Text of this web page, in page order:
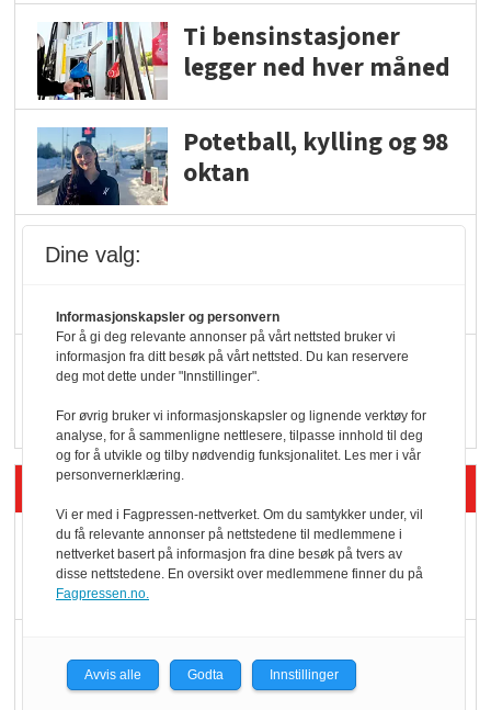
Ti bensinstasjoner
legger ned hver måned
Potetball, kylling og 98
oktan
serveringstilbud
Vokser med ferdigmat
Siste artikler - Butikk i praksis
Rema-flaggskip
dundrer videre
Slik opprettholdes
ølsalget
Dine valg:
Informasjonskapsler og personvern
For å gi deg relevante annonser på vårt nettsted bruker vi
informasjon fra ditt besøk på vårt nettsted. Du kan reservere
deg mot dette under "Innstillinger".
For øvrig bruker vi informasjonskapsler og lignende verktøy for
analyse, for å sammenligne nettlesere, tilpasse innhold til deg
og for å utvikle og tilby nødvendig funksjonalitet. Les mer i vår
personvernerklæring.
Vi er med i Fagpressen-nettverket. Om du samtykker under, vil
du få relevante annonser på nettstedene til medlemmene i
nettverket basert på informasjon fra dine besøk på tvers av
disse nettstedene. En oversikt over medlemmene finner du på
Fagpressen.no.
Avvis alle Godta Innstillinger